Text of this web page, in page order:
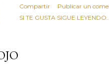
Estas alubias
Compartir
Publicar un
SI TE GUSTA SIGUE